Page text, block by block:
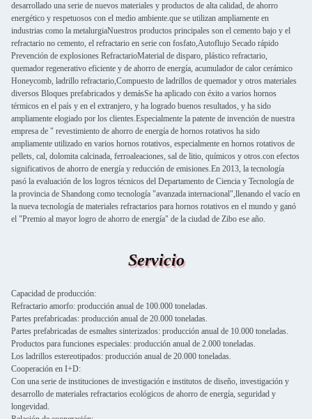
desarrollado una serie de nuevos materiales y productos de alta calidad, de ahorro
energético y respetuosos con el medio ambiente.que se utilizan ampliamente en
industrias como la metalurgiaNuestros productos principales son el cemento bajo y el
refractario no cemento, el refractario en serie con fosfato,Autoflujo Secado rápido
Prevención de explosiones RefractarioMaterial de disparo, plástico refractario,
quemador regenerativo eficiente y de ahorro de energía, acumulador de calor cerámico
Honeycomb, ladrillo refractario,Compuesto de ladrillos de quemador y otros materiales
diversos Bloques prefabricados y demásSe ha aplicado con éxito a varios hornos
térmicos en el país y en el extranjero, y ha logrado buenos resultados, y ha sido
ampliamente elogiado por los clientes.Especialmente la patente de invención de nuestra
empresa de " revestimiento de ahorro de energía de hornos rotativos ha sido
ampliamente utilizado en varios hornos rotativos, especialmente en hornos rotativos de
pellets, cal, dolomita calcinada, ferroaleaciones, sal de litio, químicos y otros.con efectos
significativos de ahorro de energía y reducción de emisiones.En 2013, la tecnología
pasó la evaluación de los logros técnicos del Departamento de Ciencia y Tecnología de
la provincia de Shandong como tecnología "avanzada internacional",llenando el vacío en
la nueva tecnología de materiales refractarios para hornos rotativos en el mundo y ganó
el "Premio al mayor logro de ahorro de energía" de la ciudad de Zibo ese año.
Servicio
Capacidad de producción:
Refractario amorfo: producción anual de 100.000 toneladas.
Partes prefabricadas: producción anual de 20.000 toneladas.
Partes prefabricadas de esmaltes sinterizados: producción anual de 10.000 toneladas.
Productos para funciones especiales: producción anual de 2.000 toneladas.
Los ladrillos estereotipados: producción anual de 20.000 toneladas.
Cooperación en I+D:
Con una serie de instituciones de investigación e institutos de diseño, investigación y
desarrollo de materiales refractarios ecológicos de ahorro de energía, seguridad y
longevidad.